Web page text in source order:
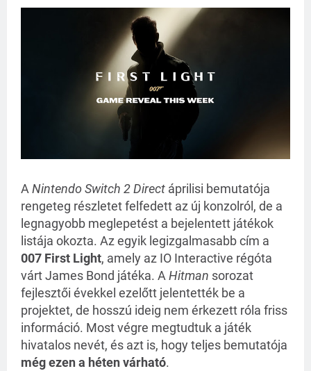
ANintendo Switch 2 Direct áprilisi bemutatója
rengeteg részletet felfedett az új konzolról, de a
legnagyobb meglepetést a bejelentett játékok
listája okozta. Az egyik legizgalmasabb cím a
007 First Light, amely az IO Interactive régóta
várt James Bond játéka. AHitman sorozat
fejlesztői évekkel ezelőtt jelentették be a
projektet, de hosszú ideig nem érkezett róla friss
információ. Most végre megtudtuk a játék
hivatalos nevét, és azt is, hogy teljes bemutatója
még ezen a héten várható.